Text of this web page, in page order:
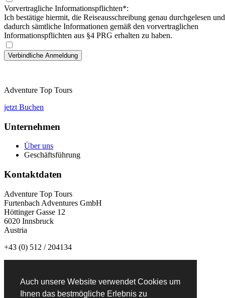
Auch unsere Website verwendet Cookies um
Ihnen das bestmögliche Erlebnis zu
Vorvertragliche Informationspflichten*:
Ich bestätige hiermit, die Reiseausschreibung genau durchgelesen und
dadurch sämtliche Informationen gemäß den vorvertraglichen
Informationspflichten aus §4 PRG erhalten zu haben.
Adventure Top Tours
jetzt Buchen
Unternehmen
Über uns
Geschäftsführung
Kontaktdaten
Adventure Top Tours
Furtenbach Adventures GmbH
Höttinger Gasse 12
6020 Innsbruck
Austria
+43 (0) 512 / 204134
Newsletteranmeldung: